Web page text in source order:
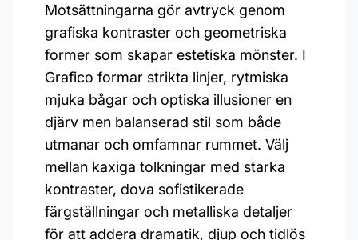
Motsättningarna gör avtryck genom
grafiska kontraster och geometriska
former som skapar estetiska mönster. I
Grafico formar strikta linjer, rytmiska
mjuka bågar och optiska illusioner en
djärv men balanserad stil som både
utmanar och omfamnar rummet. Välj
mellan kaxiga tolkningar med starka
kontraster, dova sofistikerade
färgställningar och metalliska detaljer
för att addera dramatik, djup och tidlös